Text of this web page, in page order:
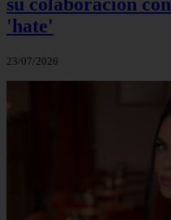
'hate'
23/07/2026